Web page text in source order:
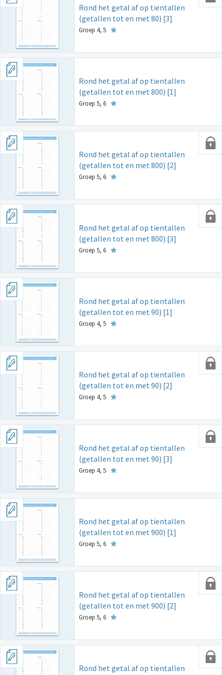
Rond het getal af op tientallen
(getallen tot en met 80) [3]
Groep 4, 5
Rond het getal af op tientallen
(getallen tot en met 800) [1]
Groep 5, 6
Rond het getal af op tientallen
(getallen tot en met 800) [2]
Groep 5, 6
Rond het getal af op tientallen
(getallen tot en met 800) [3]
Groep 5, 6
Rond het getal af op tientallen
(getallen tot en met 90) [1]
Groep 4, 5
Rond het getal af op tientallen
(getallen tot en met 90) [2]
Groep 4, 5
Rond het getal af op tientallen
(getallen tot en met 90) [3]
Groep 4, 5
Rond het getal af op tientallen
(getallen tot en met 900) [1]
Groep 5, 6
Rond het getal af op tientallen
(getallen tot en met 900) [2]
Groep 5, 6
Rond het getal af op tientallen